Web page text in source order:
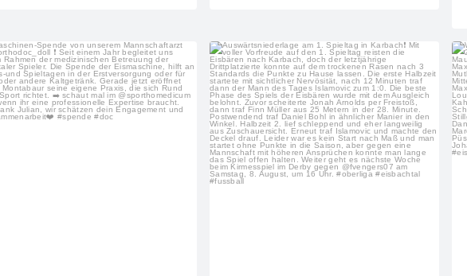
sportfreunde_eisbachtal
Aug. 1
sportfreunde_eisbachtal
Aug. 1